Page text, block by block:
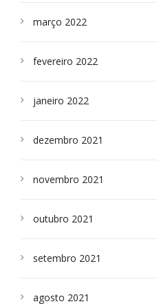
março 2022
fevereiro 2022
janeiro 2022
dezembro 2021
novembro 2021
outubro 2021
setembro 2021
agosto 2021